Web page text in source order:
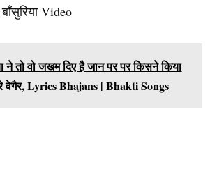
Video
ने तो वो जखम दिए है जान पर पर किसने किया
वेगैर, Lyrics Bhajans | Bhakti Songs